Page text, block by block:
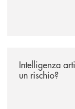
Intelligenza
un rischio?